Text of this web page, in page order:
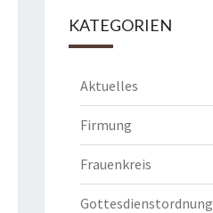
KATEGORIEN
Aktuelles
Firmung
Frauenkreis
Gottesdienstordnung